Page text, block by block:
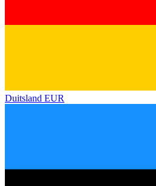
Duitsland EUR